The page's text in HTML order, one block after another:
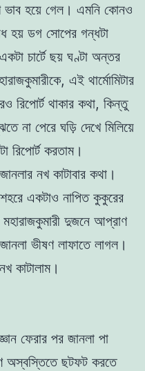
ভাব হয়ে গেল। এমনি কোনও
হয় ডগ সোপের গন্ধটা
চার্টে ছয় ঘণ্টা অন্তর
এই থার্মোমিটার
রিপোর্ট থাকার কথা, কিন্তু
না পেরে ঘড়ি দেখে মিলিয়ে
রিপোর্ট করতাম।
নখ কাটাবার কথা।
একটাও নাপিত কুকুরের
দুজনে আপ্রাণ
ভীষণ লাফাতে লাগল।
কাটালাম।
ফেরার পর জানলা পা
অস্বস্তিতে ছটফট করতে